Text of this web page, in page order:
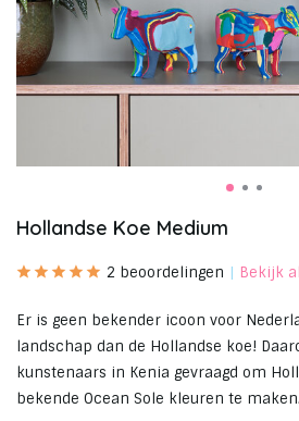
Hollandse Koe Medium
2 beoordelingen Bekijk
Er is geen bekender icoon voor
landschap dan de Hollandse koe!
kunstenaars in Kenia gevraagd om
bekende Ocean Sole kleuren te maken.